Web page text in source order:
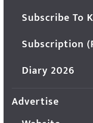
Subscribe To
Subscription
Diary 2026
Advertise